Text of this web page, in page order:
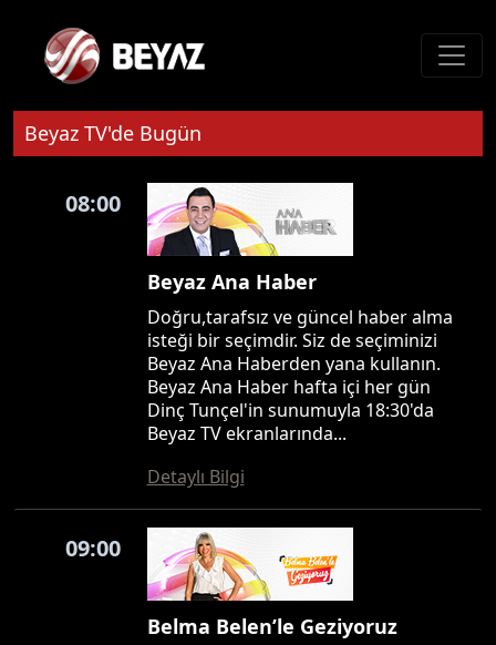
Beyaz TV'de Bugün
08:00
Beyaz Ana Haber
Doğru,tarafsız ve güncel haber alma
isteği bir seçimdir. Siz de seçiminizi
Beyaz Ana Haberden yana kullanın.
Beyaz Ana Haber hafta içi her gün
Dinç Tunçel'in sunumuyla 18:30'da
Beyaz TV ekranlarında...
Detaylı Bilgi
09:00
Belma Belen’le Geziyoruz